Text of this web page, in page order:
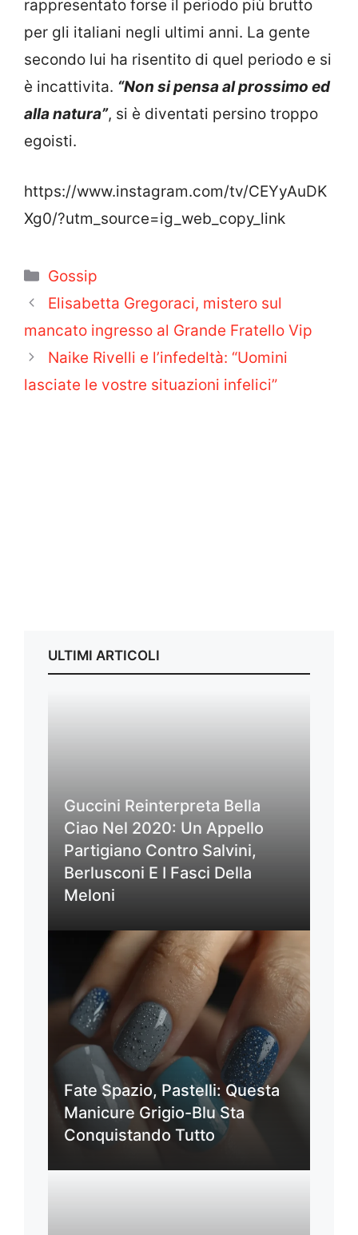
rappresentato forse il periodo più brutto
per gli italiani negli ultimi anni. La gente
secondo lui ha risentito di quel periodo e si
è incattivita. “Non si pensa al prossimo ed
alla natura”, si è diventati persino troppo
egoisti.
https://www.instagram.com/tv/CEYyAuDK
Xg0/?utm_source=ig_web_copy_link
Categorie
Gossip
Elisabetta Gregoraci, mistero sul
mancato ingresso al Grande Fratello Vip
Naike Rivelli e l’infedeltà: “Uomini
lasciate le vostre situazioni infelici”
ULTIMI ARTICOLI
Guccini Reinterpreta Bella
Ciao Nel 2020: Un Appello
Partigiano Contro Salvini,
Berlusconi E I Fasci Della
Meloni
Fate Spazio, Pastelli: Questa
Manicure Grigio-Blu Sta
Conquistando Tutto